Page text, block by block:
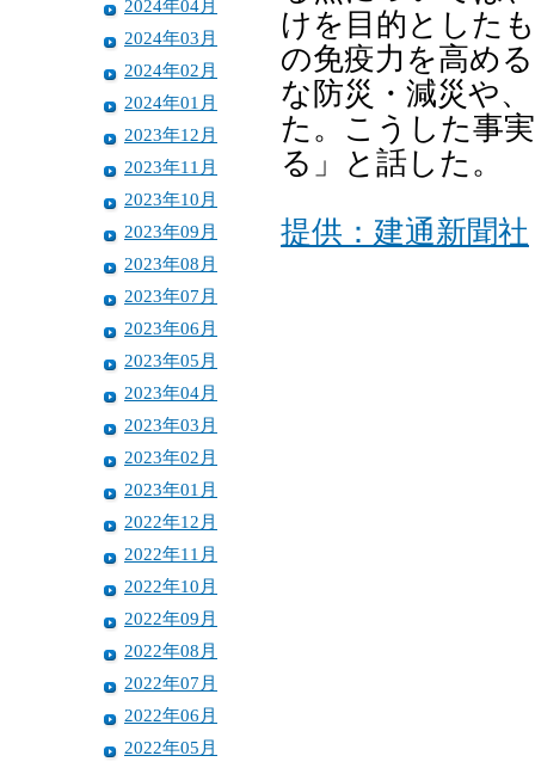
2024年04月
2024年03月
2024年02月
2024年01月
2023年12月
2023年11月
2023年10月
2023年09月
2023年08月
2023年07月
2023年06月
2023年05月
2023年04月
2023年03月
2023年02月
2023年01月
2022年12月
2022年11月
2022年10月
2022年09月
2022年08月
2022年07月
2022年06月
2022年05月
けを目的とした
の免疫力を高め
な防災・減災や
た。こうした事
る」と話した。
提供：建通新聞社